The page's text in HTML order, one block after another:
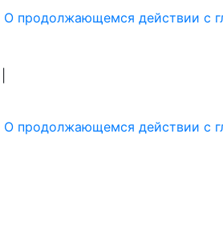
продолжающемся действии с
продолжающемся действии с